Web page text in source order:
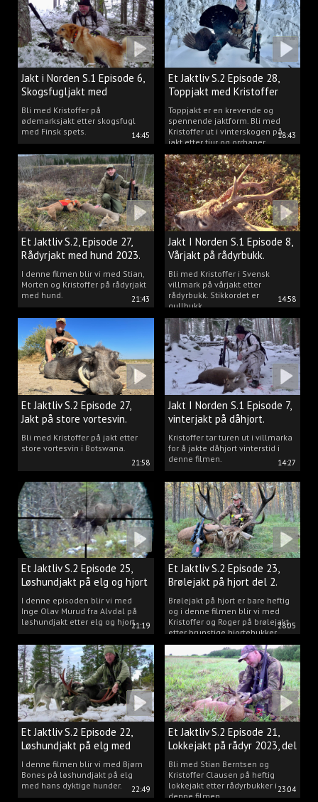
14:45
Jakt i Norden S.1 Episode 6,
Skogsfugljakt med
spetshund.
Bli med Kristoffer på
ødemarksjakt etter skogsfugl
med Finsk spets.
18:43
Et Jaktliv S.2 Episode 28,
Toppjakt med Kristoffer
Clausen
Toppjakt er en krevende og
spennende jaktform. Bli med
Kristoffer ut i vinterskogen på
jakt etter tiur og orrhaner.
21:43
Et Jaktliv S.2, Episode 27,
Rådyrjakt med hund 2023.
I denne filmen blir vi med Stian,
Morten og Kristoffer på rådyrjakt
med hund.
14:58
Jakt I Norden S.1 Episode 8,
Vårjakt på rådyrbukk.
Bli med Kristoffer i Svensk
villmark på vårjakt etter
rådyrbukk. Stikkordet er
gullbukk.
21:58
Et Jaktliv S.2 Episode 27,
Jakt på store vortesvin.
Bli med Kristoffer på jakt etter
store vortesvin i Botswana.
14:27
Jakt I Norden S.1 Episode 7,
vinterjakt på dåhjort.
Kristoffer tar turen ut i villmarka
for å jakte dåhjort vinterstid i
denne filmen.
21:19
Et Jaktliv S.2 Episode 25,
Løshundjakt på elg og hjort
i Norge.
I denne episoden blir vi med
Inge Olav Murud fra Alvdal på
løshundjakt etter elg og hjort.
28:05
Et Jaktliv S.2 Episode 23,
Brølejakt på hjort del 2.
Brølejakt på hjort er bare heftig
og i denne filmen blir vi med
Kristoffer og Roger på brølejakt
etter brunstige hjortebukker.
22:49
Et Jaktliv S.2 Episode 22,
Løshundjakt på elg med
Bjørn Bones
I denne filmen blir vi med Bjørn
Bones på løshundjakt på elg
med hans dyktige hunder.
23:04
Et Jaktliv S.2 Episode 21,
Lokkejakt på rådyr 2023, del
3.
Bli med Stian Berntsen og
Kristoffer Clausen på heftig
lokkejakt etter rådyrbukker i
denne filmen.